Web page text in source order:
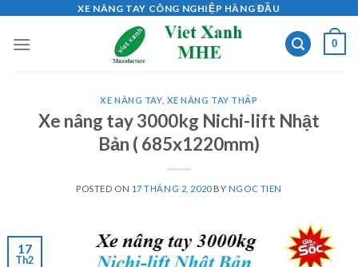
content
XE NÂNG TAY CÔNG NGHIỆP HÀNG ĐẦU
0
XE NÂNG TAY, XE NÂNG TAY THẤP
Xe nâng tay 3000kg Nichi-lift Nhật
Bản ( 685x1220mm)
POSTED ON 17 THÁNG 2, 2020BY NGOC TIEN
17
Th2